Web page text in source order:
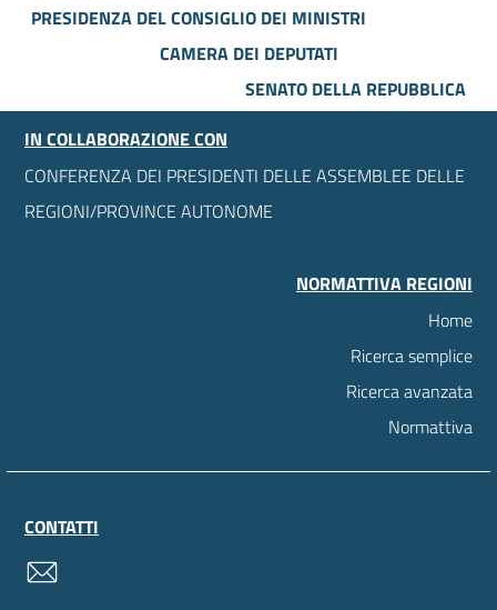
PRESIDENZA DEL CONSIGLIO DEI MINISTRI
CAMERA DEI DEPUTATI
SENATO DELLA REPUBBLICA
IN COLLABORAZIONE CON
CONFERENZA DEI PRESIDENTI DELLE ASSEMBLEE DELLE
REGIONI/PROVINCE AUTONOME
NORMATTIVA REGIONI
Home
Ricerca semplice
Ricerca avanzata
Normattiva
CONTATTI